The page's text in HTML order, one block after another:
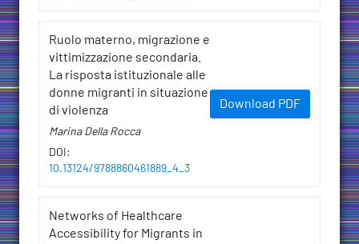
Ruolo materno, migrazione e
vittimizzazione secondaria.
La risposta istituzionale alle
donne migranti in situazione
di violenza
Marina Della Rocca
DOI :
10.13124/9788860461889_4_3
Download PDF
Networks of Healthcare
Accessibility for Migrants in